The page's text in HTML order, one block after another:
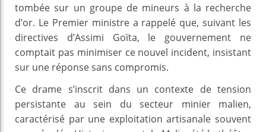
tombée sur un groupe de mineurs à la recherche
d’or. Le Premier ministre a rappelé que, suivant les
directives d’Assimi Goïta, le gouvernement ne
comptait pas minimiser ce nouvel incident, insistant
sur une réponse sans compromis.
Ce drame s’inscrit dans un contexte de tension
persistante au sein du secteur minier malien,
caractérisé par une exploitation artisanale souvent